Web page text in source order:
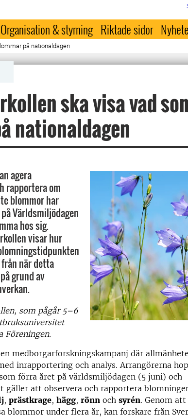
Organisation & styrning Riktade sidor
på nationaldagen
ska visa vad
nationaldagen
agera
rapportera om
blommor har
Världsmiljödagen
hos sig.
visar hur
när detta
grund av
som pågår 5–6
Föreningen.
medborgarforskningskampanj där
inrapportering och analys. Arrangörerna
förra året på världsmiljödagen (5 juni) och
gäller att observera och rapportera
, prästkrage, hägg, rönn och syrén. Genom
blommor under flera år, kan forskare från